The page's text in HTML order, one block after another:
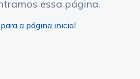
essa página.
a página inicial